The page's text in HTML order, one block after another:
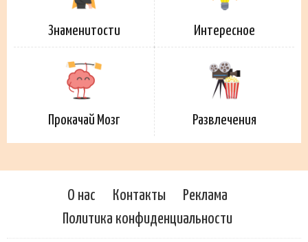
Знаменитости Интересное
Прокачай Мозг Развлечения
О нас Контакты
Реклама
Политика конфиденциальности